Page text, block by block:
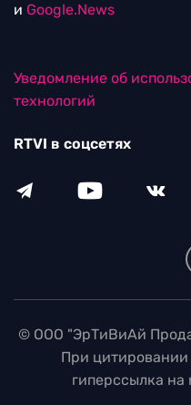
и Google.News
Уведомление об
технологий
RTVI в соцсетях
© ООО "ЭрТиВиАй
При цитировании
гиперссылка на